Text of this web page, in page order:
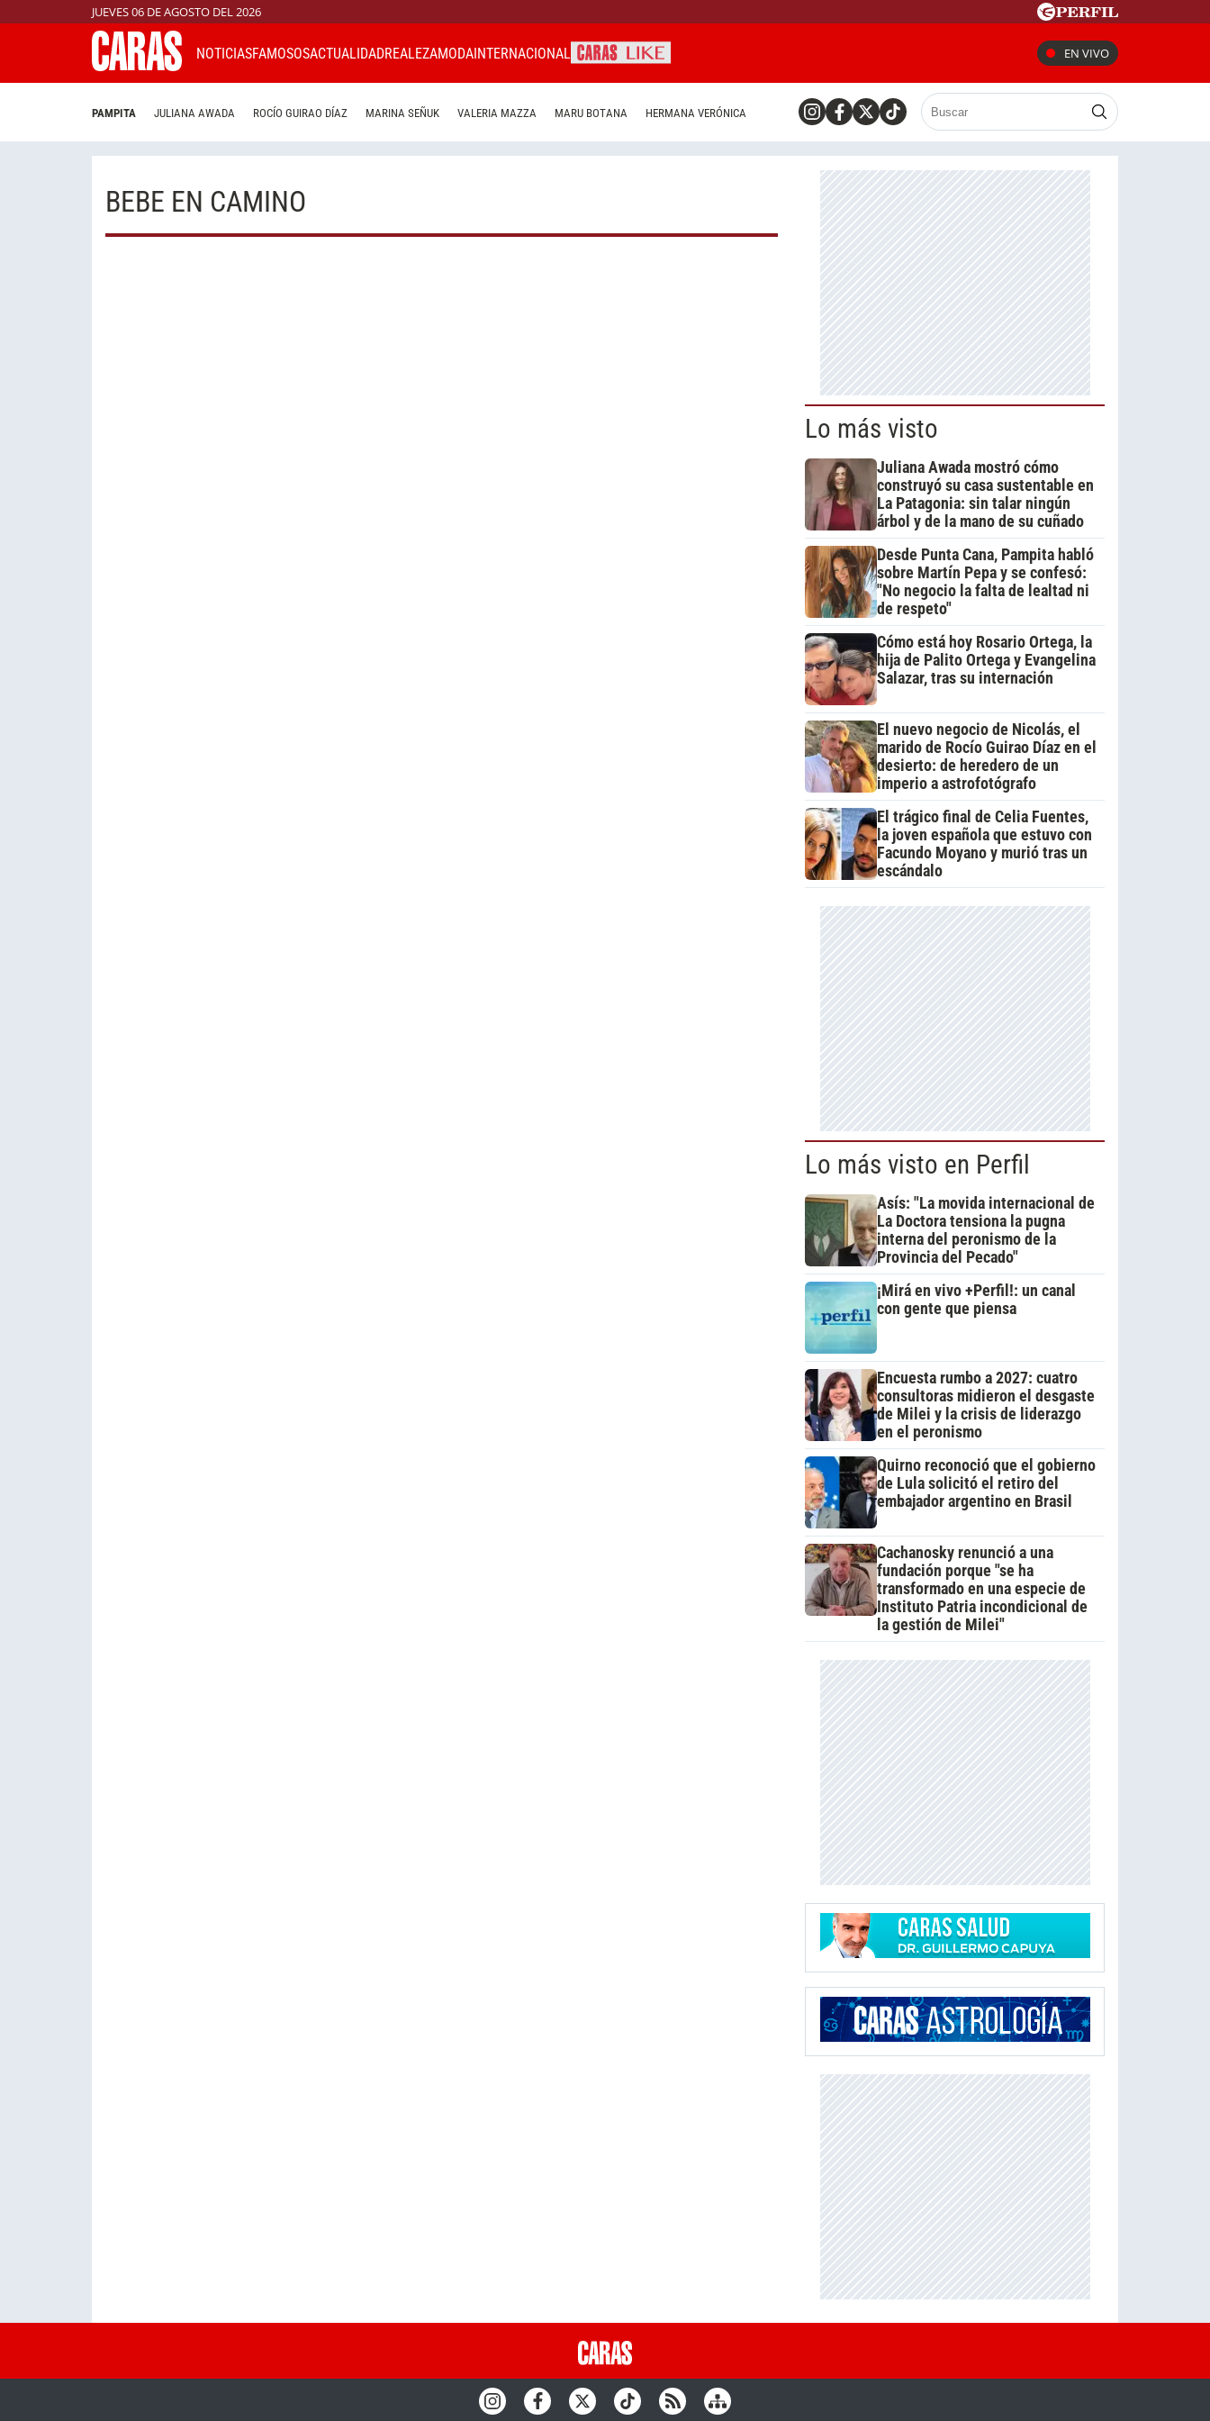
JUEVES 06 DE AGOSTO DEL 2026
NOTICIASFAMOSOSACTUALIDADREALEZAMODAINTERNACIONAL EN VIVO
PAMPITA JULIANA AWADA ROCÍO GUIRAO DÍAZ MARINA SEÑUK VALERIA MAZZA MARU BOTANA HERMANA VERÓNICA
BEBE EN CAMINO
Lo más visto
Juliana Awada mostró cómo
construyó su casa sustentable en
La Patagonia: sin talar ningún
árbol y de la mano de su cuñado
Desde Punta Cana, Pampita habló
sobre Martín Pepa y se confesó:
"No negocio la falta de lealtad ni
de respeto"
Cómo está hoy Rosario Ortega, la
hija de Palito Ortega y Evangelina
Salazar, tras su internación
El nuevo negocio de Nicolás, el
marido de Rocío Guirao Díaz en el
desierto: de heredero de un
imperio a astrofotógrafo
El trágico final de Celia Fuentes,
la joven española que estuvo con
Facundo Moyano y murió tras un
escándalo
Lo más visto en Perfil
Asís: "La movida internacional de
La Doctora tensiona la pugna
interna del peronismo de la
Provincia del Pecado"
¡Mirá en vivo +Perfil!: un canal
con gente que piensa
Encuesta rumbo a 2027: cuatro
consultoras midieron el desgaste
de Milei y la crisis de liderazgo
en el peronismo
Quirno reconoció que el gobierno
de Lula solicitó el retiro del
embajador argentino en Brasil
Cachanosky renunció a una
fundación porque "se ha
transformado en una especie de
Instituto Patria incondicional de
la gestión de Milei"